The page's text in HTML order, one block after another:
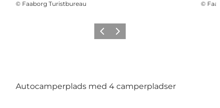
© Faaborg Turistbureau
©
Forrige billede
Næste billede
Autocamperplads med 4 camperpladser